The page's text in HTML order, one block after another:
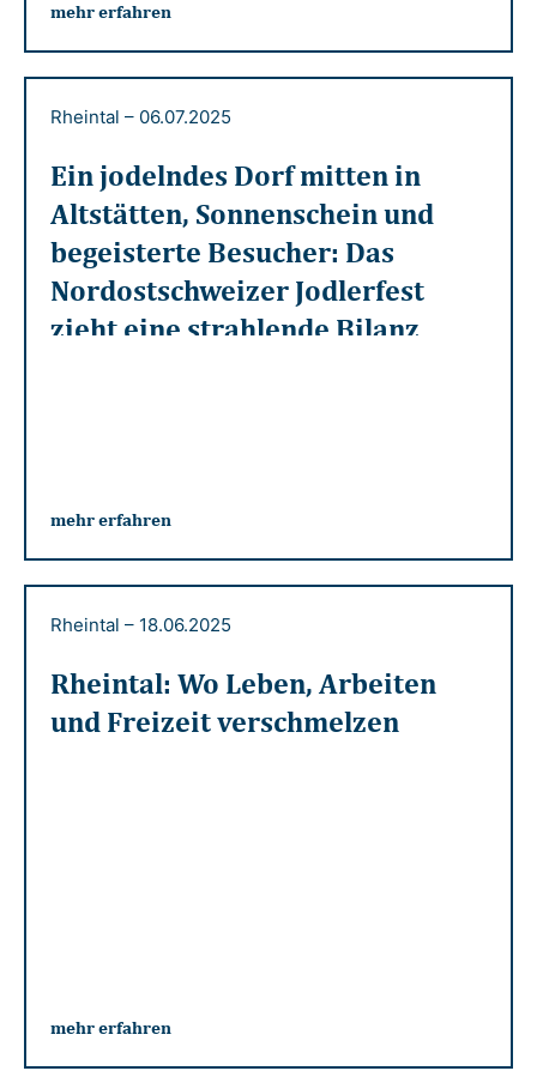
mehr erfahren
Rheintal – 06.07.2025
Ein jodelndes Dorf mitten in
Altstätten, Sonnenschein und
begeisterte Besucher: Das
Nordostschweizer Jodlerfest
zieht eine strahlende Bilanz
mehr erfahren
Rheintal – 18.06.2025
Rheintal: Wo Leben, Arbeiten
und Freizeit verschmelzen
mehr erfahren